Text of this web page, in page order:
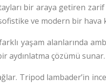
bir araya getiren zarif
ve modern bir hava
yaşam alanlarında
aydınlatma çözümü sunar.
Tripod lambader’in